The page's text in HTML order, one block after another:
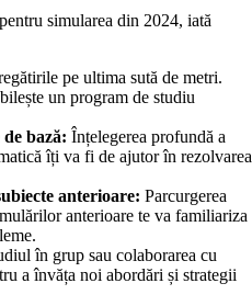
simularea din 2024, iată
pe ultima sută de metri.
un program de studiu
bază: Înțelegerea profundă a
îți va fi de ajutor în rezolvarea
anterioare: Parcurgerea
anterioare te va familiariza
în grup sau colaborarea cu
a învăța noi abordări și strategii